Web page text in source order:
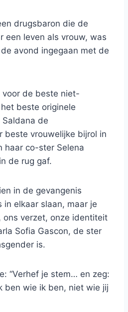
drugsbaron die de
een leven als vrouw, was
avond ingegaan met de
voor de beste niet-
beste originele
de
beste vrouwelijke bijrol in
haar co-ster Selena
de rug gaf.
in de gevangenis
in elkaar slaan, maar je
ons verzet, onze identiteit
Sofia Gascon, de ster
is.
“Verhef je stem… en zeg:
ben wie ik ben, niet wie jij